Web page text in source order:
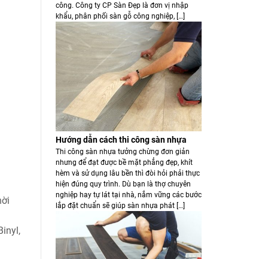
công. Công ty CP Sàn Đẹp là đơn vị nhập
khẩu, phân phối sàn gỗ công nghiệp, […]
Hướng dẫn cách thi công sàn nhựa
Thi công sàn nhựa tưởng chừng đơn giản
nhưng để đạt được bề mặt phẳng đẹp, khít
hèm và sử dụng lâu bền thì đòi hỏi phải thực
hiện đúng quy trình. Dù bạn là thợ chuyên
nghiệp hay tự lát tại nhà, nắm vững các bước
lắp đặt chuẩn sẽ giúp sàn nhựa phát […]